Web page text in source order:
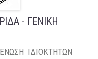
- ΓΕΝΙΚΗ
ΙΔΙΟΚΤΗΤΩΝ